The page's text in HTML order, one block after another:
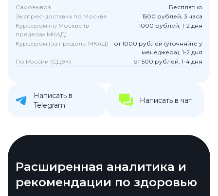
Самовывоз
Бесплатно
Экспрес-доставка по Москве
1500 рублей, 3 часа
Курьером по Москве (в
пределах МКАД)
1000 рублей, 1-2 дня
Курьером (за пределы МКАД)
от 1000 рублей (уточняйте у
менеджера), 1-2 дня
По России (СДЭК)
от 500 рублей, 1-4 дня
Написать в
Telegram
Написать в чат
Продвинутый дизайн и
комфорт
Расширенная аналитика и
рекомендации по здоровью
Инновационная функция
«Радар симптомов»
Интеграция с приложением
Natural Cycles для женского
Расширенный мониторинг
сна и здоровья